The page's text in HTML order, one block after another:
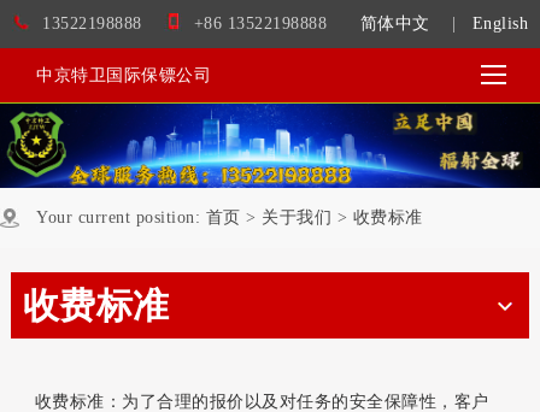
简体中文 English
13522198888 +86 13522198888
中京特卫国际保镖公司
Your current position: 首页 > 关于我们 > 收费标准
收费标准
收费标准：为了合理的报价以及对任务的安全保障性，客户